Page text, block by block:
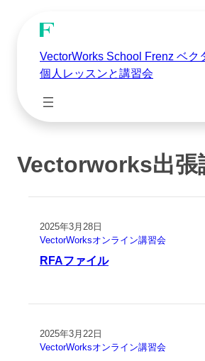
VectorWorks School Frenz ベク
個人レッスンと講習会
Vectorworks出張
2025年3月28日
VectorWorksオンライン講習会
RFAファイル
2025年3月22日
VectorWorksオンライン講習会